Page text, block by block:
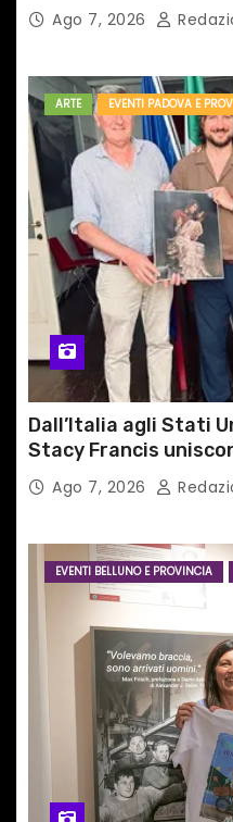
medico primario di
Ago 7, 2026
ARTE EVENTI PADOVA E
Dall’Italia agli Stati
Stacy Francis
tecnologia in un
internazionale”
Ago 7, 2026
EVENTI BELLUNO E PROVINCIA